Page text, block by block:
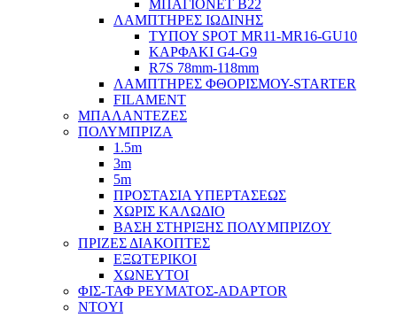
ΜΠΑΓΙΟΝΕΤ Β22
ΛΑΜΠΤΗΡΕΣ ΙΩΔΙΝΗΣ
ΤΥΠΟΥ SPOT MR11-MR16-GU10
ΚΑΡΦΑΚΙ G4-G9
R7S 78mm-118mm
ΛΑΜΠΤΗΡΕΣ ΦΘΟΡΙΣΜΟΥ-STARTER
FILAMENT
ΜΠΑΛΑΝΤΕΖΕΣ
ΠΟΛΥΜΠΡΙΖΑ
1.5m
3m
5m
ΠΡΟΣΤΑΣΙΑ ΥΠΕΡΤΑΣΕΩΣ
ΧΩΡΙΣ ΚΑΛΩΔΙΟ
ΒΑΣΗ ΣΤΗΡΙΞΗΣ ΠΟΛΥΜΠΡΙΖΟΥ
ΠΡΙΖΕΣ ΔΙΑΚΟΠΤΕΣ
ΕΞΩΤΕΡΙΚΟΙ
ΧΩΝΕΥΤΟΙ
ΦΙΣ-ΤΑΦ ΡΕΥΜΑΤΟΣ-ADAPTOR
NTOYI